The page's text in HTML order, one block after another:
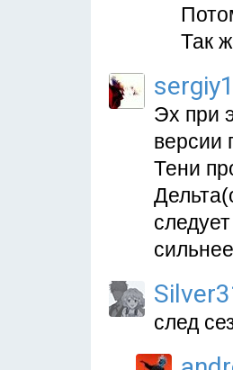
Так
Эх при
версии
Тени
след